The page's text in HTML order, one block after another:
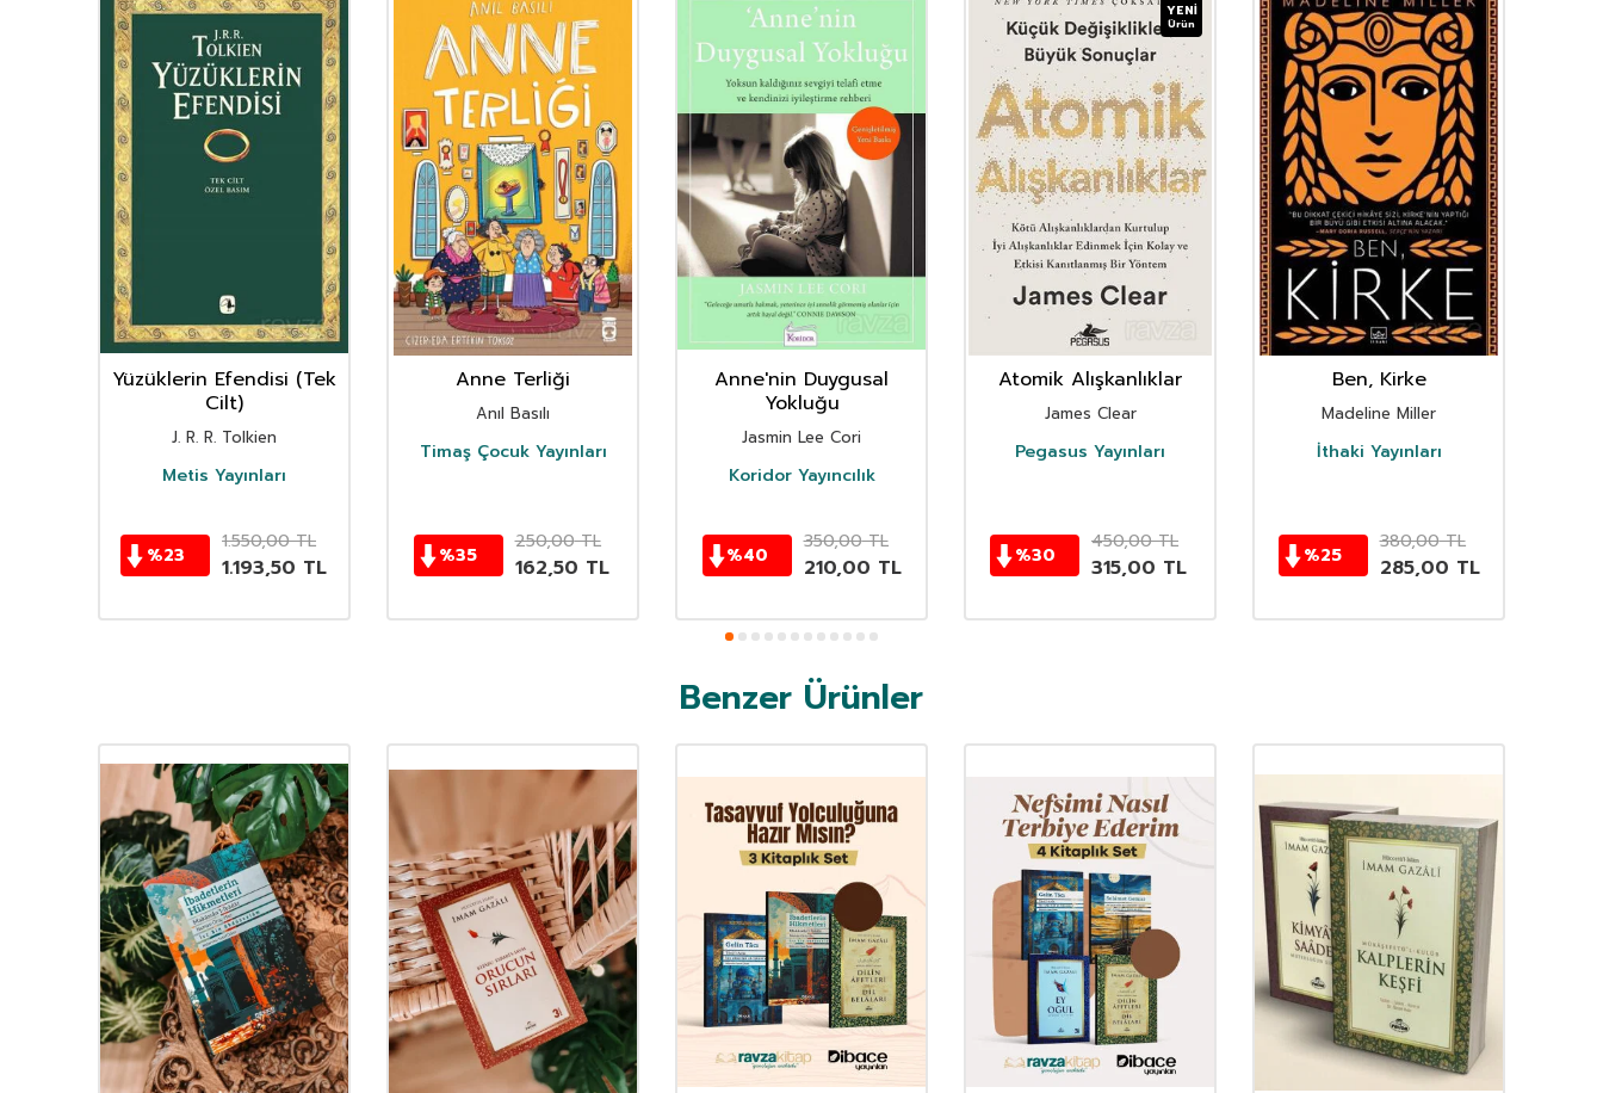
Yüzüklerin Efendisi (Tek
Cilt)
J. R. R. Tolkien
Metis Yayınları
%23
1.550,00TL
1.193,50 TL
Anne Terliği
Anıl Basılı
Timaş Çocuk Yayınları
%35
250,00TL
162,50 TL
Anne'nin Duygusal
Yokluğu
Jasmin Lee Cori
Koridor Yayıncılık
%40
350,00TL
210,00 TL
YENI
Ürün
Atomik Alışkanlıklar
James Clear
Pegasus Yayınları
%30
450,00TL
315,00 TL
Ben, Kirke
Madeline Miller
İthaki Yayınları
%25
380,00TL
285,00 TL
Benzer Ürünler